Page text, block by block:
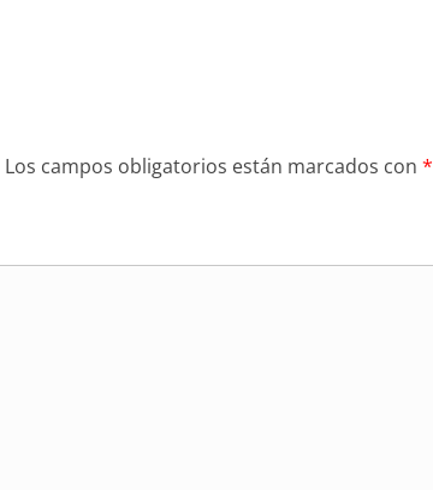
Los campos obligatorios están marcados con *